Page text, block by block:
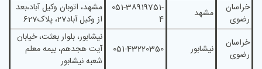
خراسان
رضوی
مشهد
051-38919751-
4
مشهد، اتوبان وکيل آباد،بعد
از وكيل آباد27، پلاک627
خراسان
رضوی
نیشابور 051-43220350
نيشابور، بلوار بعثت، خيابان
آيت هجدهم، بیمه معلم
شعبه نیشابور